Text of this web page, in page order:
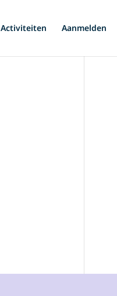
Activiteiten Aanmelden